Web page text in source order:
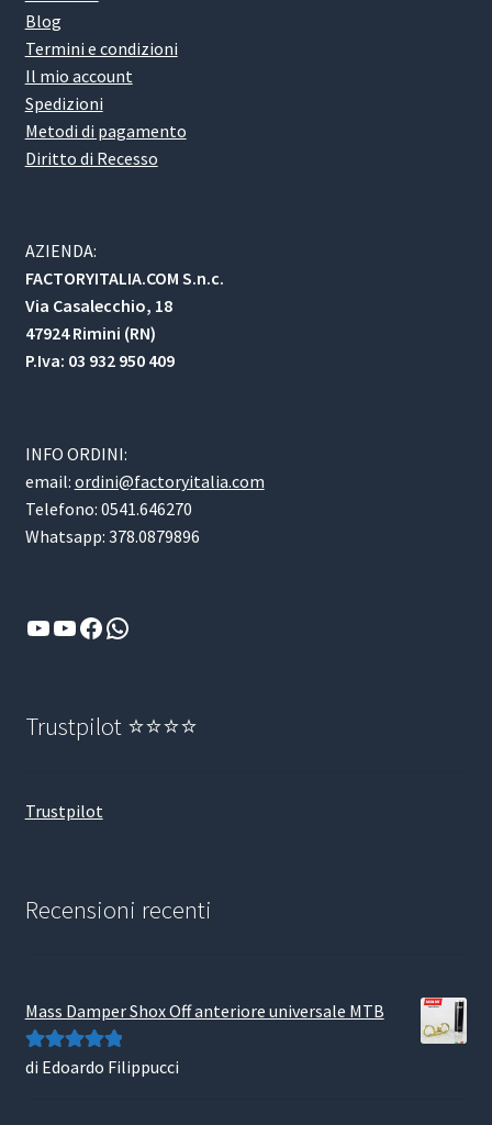
Blog
Termini e condizioni
Il mio account
Spedizioni
Metodi di pagamento
Diritto di Recesso
AZIENDA:
FACTORYITALIA.COM S.n.c.
Via Casalecchio, 18
47924 Rimini (RN)
P.Iva: 03 932 950 409
INFO ORDINI:
email: ordini@factoryitalia.com
Telefono: 0541.646270
Whatsapp: 378.0879896
YouTube
YouTube
Facebook
WhatsApp
Trustpilot ⭐⭐⭐⭐
Trustpilot
Recensioni recenti
Mass Damper Shox Off anteriore universale MTB
Valutato5su
di Edoardo Filippucci